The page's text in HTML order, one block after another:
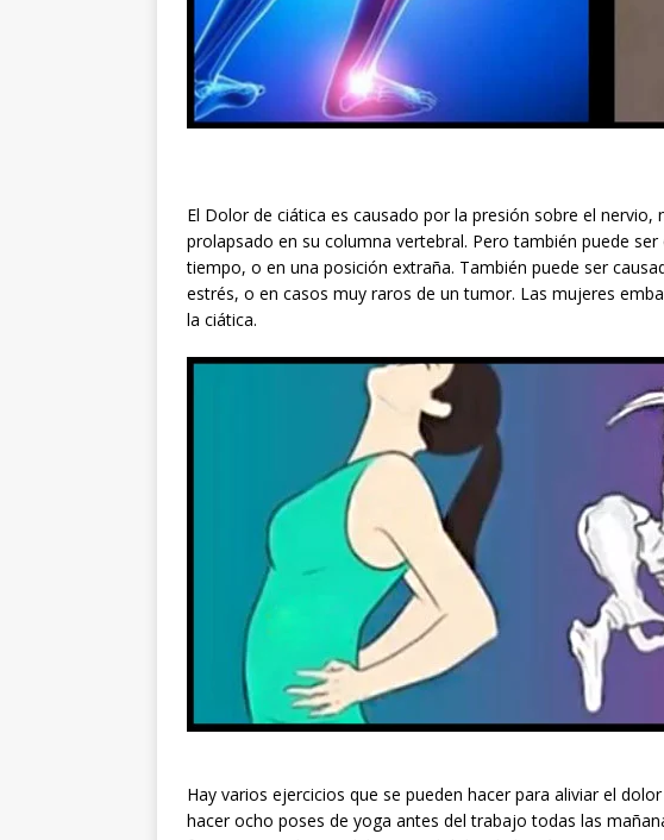
El Dolor de ciática es causado por la presión sobre el
prolapsado en su columna vertebral. Pero también puede
tiempo, o en una posición extraña. También puede ser
estrés, o en casos muy raros de un tumor. Las mujeres
la ciática.
Hay varios ejercicios que se pueden hacer para aliviar el
hacer ocho poses de yoga antes del trabajo todas las